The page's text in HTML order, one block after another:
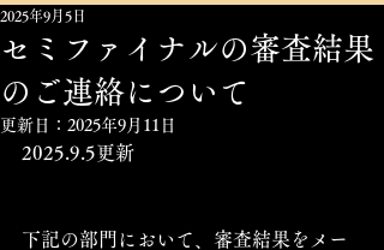
セミファイナルの審査結果
のご連絡について
2025年9月5日
更新日： 2025年9月11日
2025.9.5更新
下記の部門において、審査結果をメー